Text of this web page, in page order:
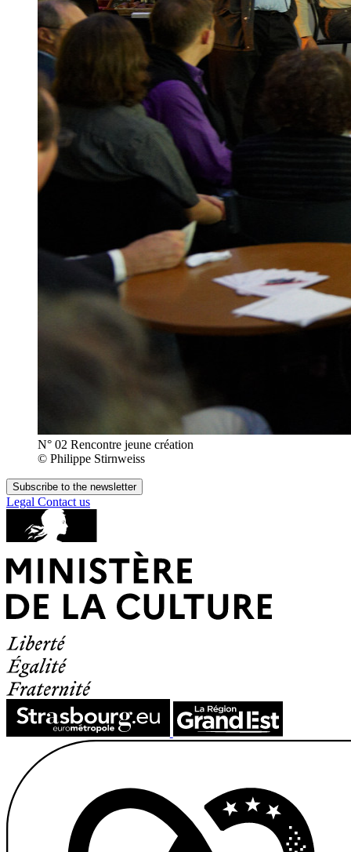
N° 02 Rencontre jeune création
© Philippe Stirnweiss
Subscribe to the newsletter
Legal Contact us